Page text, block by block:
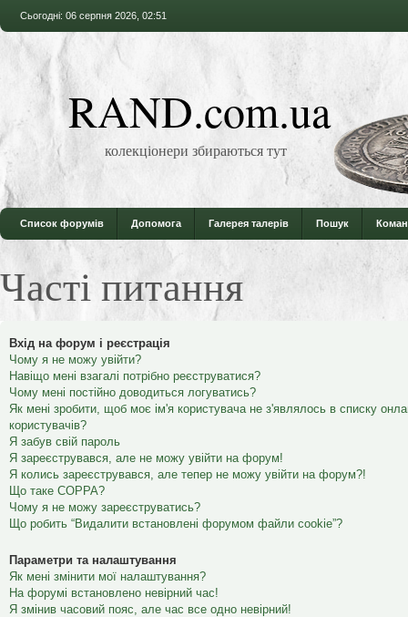
Сьогодні: 06 серпня 2026, 02:51
RAND.com.ua
колекціонери збираються тут
Список форумів Допомога Галерея талерів Пошук
Часті питання
Вхід на форум і реєстрація
Чому я не можу увійти?
Навіщо мені взагалі потрібно реєструватися?
Чому мені постійно доводиться логуватись?
Як мені зробити, щоб моє ім'я користувача не з'являлось в списку
користувачів?
Я забув свій пароль
Я зареєструвався, але не можу увійти на форум!
Я колись зареєструвався, але тепер не можу увійти на форум?!
Що таке COPPA?
Чому я не можу зареєструватись?
Що робить “Видалити встановлені форумом файли cookie”?
Параметри та налаштування
Як мені змінити мої налаштування?
На форумі встановлено невірний час!
Я змінив часовий пояс, але час все одно невірний!